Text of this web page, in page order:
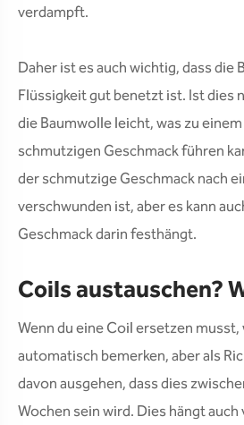
verdampft.
Daher ist es auch wichtig, dass die
Flüssigkeit gut benetzt ist. Ist dies
die Baumwolle leicht, was zu
schmutzigen Geschmack führen
der schmutzige Geschmack nach
verschwunden ist, aber es kann
Geschmack darin festhängt.
Coils austauschen?
Wenn du eine Coil ersetzen
automatisch bemerken, aber als
davon ausgehen, dass dies
Wochen sein wird. Dies hängt